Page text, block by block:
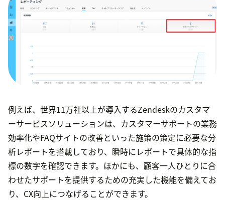
例えば、世界11万社以上が導入するZendeskのカスタマ
ーサービスソリューションは、カスタマーサポートの業務
効率化やFAQサイトの改善といった施策の策定に必要な分
析レポートを搭載しており、瞬時にレポートで具体的な指
標の数字を確認できます。ほかにも、顧客一人ひとりに合
わせたサポートを提供するための充実した機能を備えてお
り、CX向上につなげることができます。